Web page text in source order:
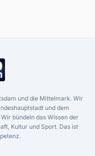
und die Mittelmark. Wir
und dem
bündeln das Wissen der
Kultur und Sport. Das ist